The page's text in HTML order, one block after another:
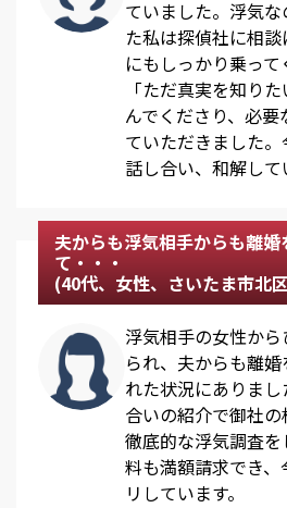
ていました。浮気
た私は探偵社に相
にもしっかり乗っ
「ただ真実を知り
んでくださり、必
ていただきました
話し合い、和解して
夫からも浮気相手からも離婚
て・・・
(40代、女性、さいたま市北
浮気相手の女性か
られ、夫からも離
れた状況にありま
合いの紹介で御社の
徹底的な浮気調査
料も満額請求でき
リしています。